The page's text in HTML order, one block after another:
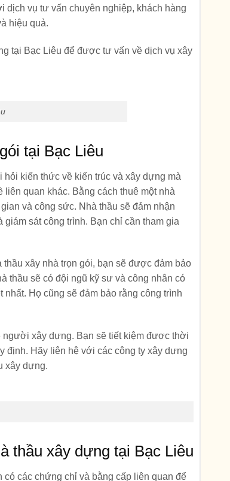
vụ tư vấn chuyên nghiệp, khách hàng
hiệu quả.
tại Bạc Liêu để được tư vấn về dịch vụ xây
tại Bạc Liêu
kiến thức về kiến trúc và xây dựng mà
quan khác. Bằng cách thuê một nhà
và công sức. Nhà thầu sẽ đảm nhận
sát công trình. Bạn chỉ cần tham gia
thầu xây nhà trọn gói, bạn sẽ được đảm bảo
thầu sẽ có đội ngũ kỹ sư và công nhân có
Họ cũng sẽ đảm bảo rằng công trình
người xây dựng. Bạn sẽ tiết kiệm được thời
định. Hãy liên hệ với các công ty xây dựng
xây dựng.
thầu xây dựng tại Bạc Liêu
các chứng chỉ và bằng cấp liên quan để